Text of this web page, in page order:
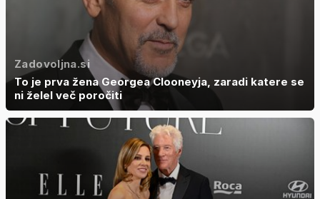
Zadovoljna.si
To je prva žena Georgea Clooneyja, zaradi katere se
ni želel več poročiti